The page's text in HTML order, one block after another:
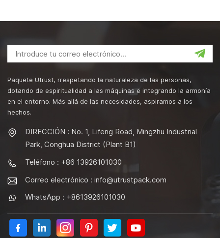
Paquete Utrust, rrespetando la naturaleza de las personas,
dotando de espiritualidad a las máquinas e integrando la armonía
en el entorno. Más allá de las necesidades, aspiramos a los
hechos.
DIRECCIÓN : No. 1, Lifeng Road, Mingzhu Industrial
Park, Conghua District (Plant B1)
Teléfono : +86 13926101030
Correo electrónico : info@utrustpack.com
WhatsApp : +8613926101030